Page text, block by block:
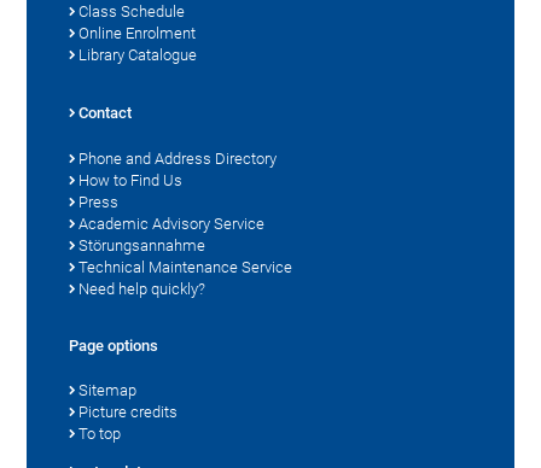
Class Schedule
Online Enrolment
Library Catalogue
Contact
Phone and Address Directory
How to Find Us
Press
Academic Advisory Service
Störungsannahme
Technical Maintenance Service
Need help quickly?
Page options
Sitemap
Picture credits
To top